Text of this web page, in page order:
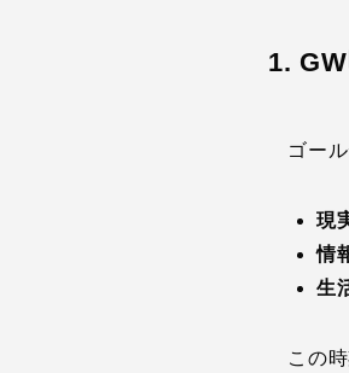
1.
ゴー
現
情
生
この